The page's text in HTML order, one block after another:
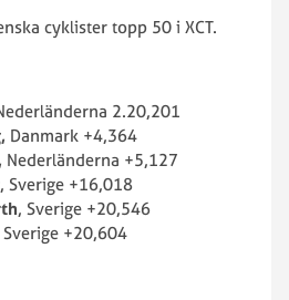
cyklister topp 50 i XCT.
2.20,201
Danmark +4,364
Nederländerna +5,127
, Sverige +16,018
, Sverige +20,546
Sverige +20,604